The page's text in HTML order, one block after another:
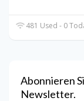
481 Used - 0
Abonnieren
Newsletter.